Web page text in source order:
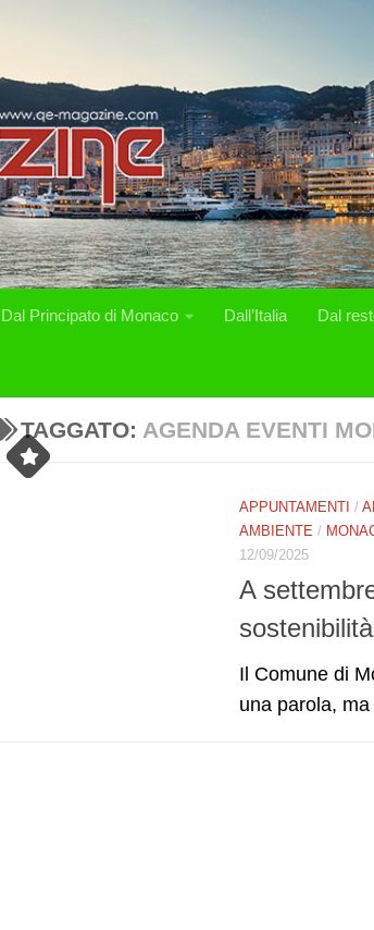
Dal Principato di Monaco Dall’Italia Dal
TAGGATO: AGENDA EVENTI
APPUNTAMENTI /
AMBIENTE /
12/09/2025
A
sostenibilità
Il Comune di
una parola,